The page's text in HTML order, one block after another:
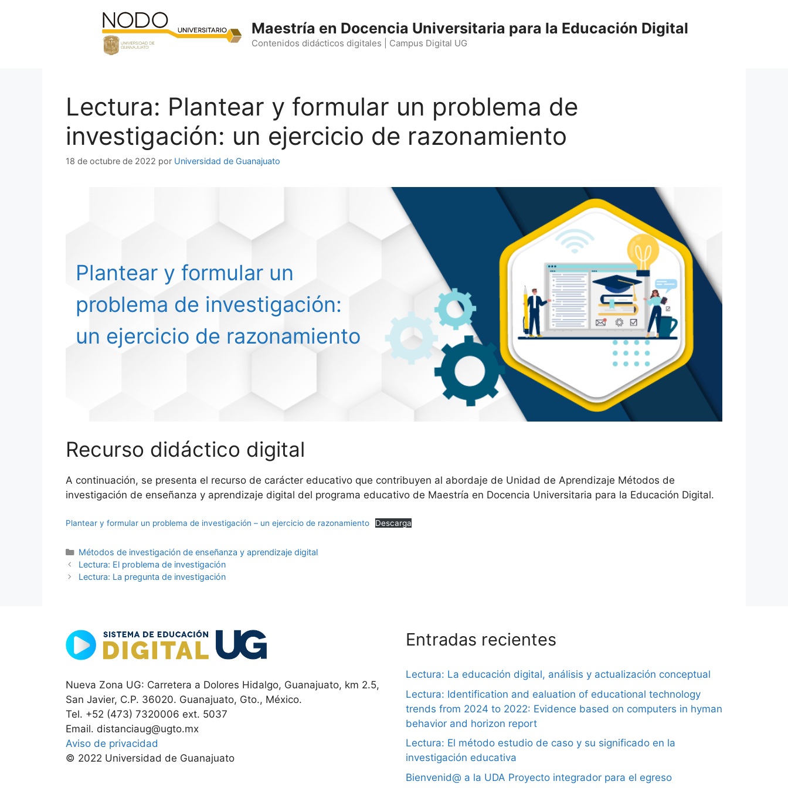
Maestría en Docencia Universitaria para la Educación Digital
Contenidos didácticos digitales | Campus Digital UG
Lectura: Plantear y formular un problema de
investigación: un ejercicio de razonamiento
18 de octubre de 2022 por Universidad de Guanajuato
Plantear y formular un
problema de investigación:
un ejercicio de razonamiento
Recurso didáctico digital
A continuación, se presenta el recurso de carácter educativo que contribuyen al abordaje de Unidad de Aprendizaje Métodos de
investigación de enseñanza y aprendizaje digital del programa educativo de Maestría en Docencia Universitaria para la Educación Digital.
Plantear y formular un problema de investigación – un ejercicio de razonamiento Descarga
Categorías
Métodos de investigación de enseñanza y aprendizaje digital
Lectura: El problema de investigación
Lectura: La pregunta de investigación
Nueva Zona UG: Carretera a Dolores Hidalgo, Guanajuato, km 2.5,
San Javier, C.P. 36020. Guanajuato, Gto., México.
Tel. +52 (473) 7320006 ext. 5037
Email. distanciaug@ugto.mx
Aviso de privacidad
© 2022 Universidad de Guanajuato
Entradas recientes
Lectura: La educación digital, análisis y actualización conceptual
Lectura: Identification and ealuation of educational technology
trends from 2024 to 2022: Evidence based on computers in hyman
behavior and horizon report
Lectura: El método estudio de caso y su significado en la
investigación educativa
Bienvenid@ a la UDA Proyecto integrador para el egreso